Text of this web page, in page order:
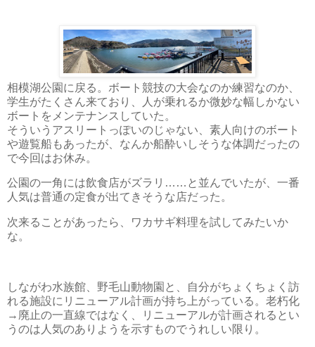
相模湖公園に戻る。ボート競技の大会なのか練習なのか、
学生がたくさん来ており、人が乗れるか微妙な幅しかない
ボートをメンテナンスしていた。
そういうアスリートっぽいのじゃない、素人向けのボート
や遊覧船もあったが、なんか船酔いしそうな体調だったの
で今回はお休み。
公園の一角には飲食店がズラリ……と並んでいたが、一番
人気は普通の定食が出てきそうな店だった。
次来ることがあったら、ワカサギ料理を試してみたいか
な。
しながわ水族館、野毛山動物園と、自分がちょくちょく訪
れる施設にリニューアル計画が持ち上がっている。老朽化
→廃止の一直線ではなく、リニューアルが計画されるとい
うのは人気のありようを示すものでうれしい限り。